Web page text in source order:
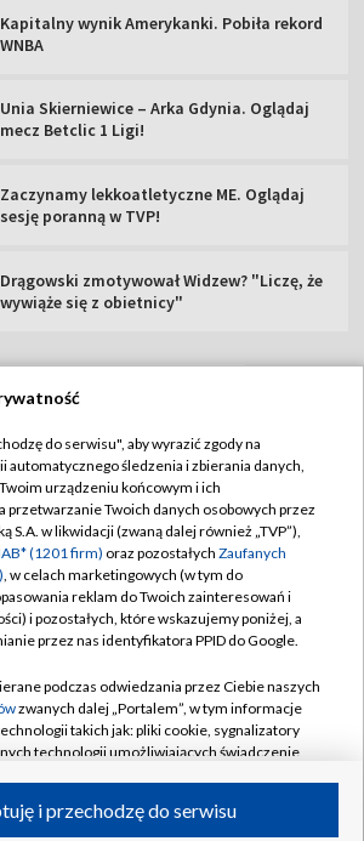
Kapitalny wynik Amerykanki. Pobiła rekord
WNBA
Unia Skierniewice – Arka Gdynia. Oglądaj
mecz Betclic 1 Ligi!
Zaczynamy lekkoatletyczne ME. Oglądaj
sesję poranną w TVP!
Drągowski zmotywował Widzew? "Liczę, że
wywiąże się z obietnicy"
Abonament TVP
Sklep TVP
Biuro Reklamy
Oferta Handlowa
Telegazeta ogłoszenia
Rada Programowa
Ogłoszenia przetargowe
Akademia Telewizyjna
Informacje o nadawcy
Regulamin TVP
Polityka prywatności
Moje zgody
Biuro reklamy
Kontakt
Kanały
Polska Spółka Akcyjna w likwidacji
do serwisu", aby wyrazić zgody na
automatycznego śledzenia i zbierania danych,
urządzeniu końcowym i ich
przetwarzanie Twoich danych osobowych przez
S.A. w likwidacji (zwaną dalej również „TVP”),
(1201 firm) oraz pozostałych Zaufanych
, w celach marketingowych (w tym do
reklam do Twoich zainteresowań i
i pozostałych, które wskazujemy poniżej, a
przez nas identyfikatora PPID do Google.
podczas odwiedzania przez Ciebie naszych
zwanych dalej „Portalem”, w tym informacje
takich jak: pliki cookie, sygnalizatory
technologii umożliwiających świadczenie
i przechodzę do serwisu